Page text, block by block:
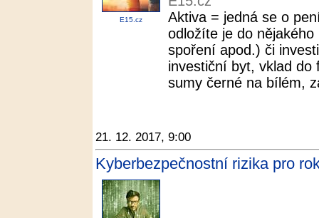
E15.cz
Aktiva = jedná se o
odložíte je do
spoření apod.) či
investiční byt, vklad do
sumy černé na bílém,
21. 12. 2017, 9:00
Kyberbezpečnostní rizika pro